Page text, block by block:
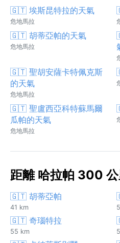
🇬🇹 埃斯昆特拉的天氣
危地馬拉
🇬🇹 胡蒂亞帕的天氣
危地馬拉
🇬🇹 聖胡安薩卡特佩克斯
的天氣
危地馬拉
🇬🇹 聖盧西亞科特蘇馬爾
瓜帕的天氣
危地馬拉
距離 哈拉帕 300
🇬🇹 胡蒂亞帕
41 km
🇬🇹 奇瑙特拉
55 km